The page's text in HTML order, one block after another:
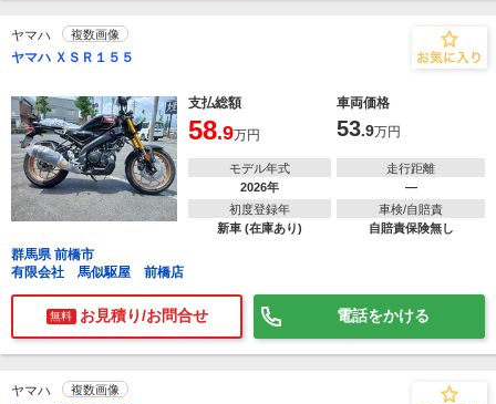
ヤマハ 複数画像
ヤマハ ＸＳＲ１５５
支払総額 車両価格
58.9万円 53.9万円
モデル年式
2026年
走行距離
―
初度登録年
新車 (在庫あり)
車検/自賠責
自賠責保険無し
群馬県 前橋市
有限会社 馬似駆屋 前橋店
無料 お見積り/お問合せ 電話をかける
ヤマハ 複数画像